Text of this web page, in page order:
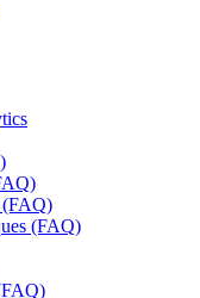
(FAQ)
(FAQ)